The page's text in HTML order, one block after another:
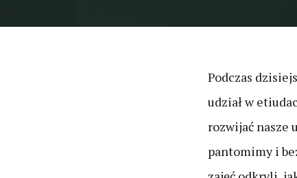
Podczas
udział w
rozwijać nasze
pantomimy i